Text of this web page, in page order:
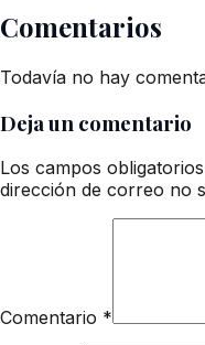
Comentarios
Todavía no hay
Deja un comentario
Los campos
dirección de correo no
Comentario *